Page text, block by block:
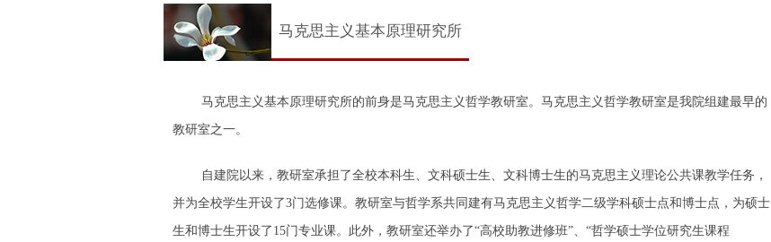
马克思主义基本原理研究所
马克思主义基本原理研究所的前身是马克思主义哲学教研室。马克思主义哲学教研室是我院组建最早的
教研室之一。
自建院以来，教研室承担了全校本科生、文科硕士生、文科博士生的马克思主义理论公共课教学任务，
并为全校学生开设了3门选修课。教研室与哲学系共同建有马克思主义哲学二级学科硕士点和博士点，为硕士
生和博士生开设了15门专业课。此外，教研室还举办了“高校助教进修班”、“哲学硕士学位研究生课程